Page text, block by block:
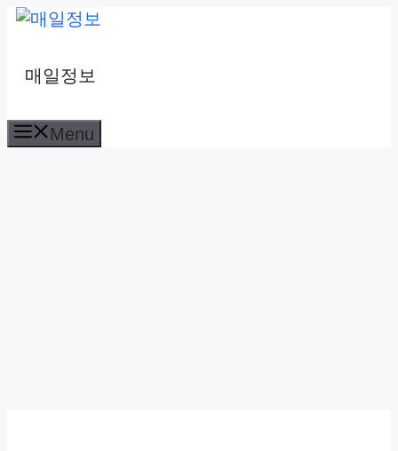
컨
너
매일정보
Menu